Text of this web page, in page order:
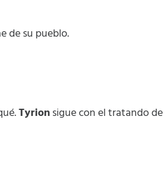
de su pueblo.
Tyrionsigue con el tratando de